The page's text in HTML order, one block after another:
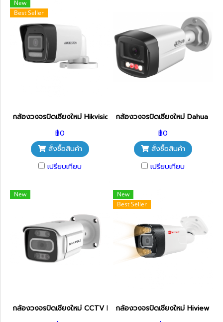
New
Best Seller
กล้องวงจรปิดเชียงใหม่ Hikvision IP Camera 4MP DS-
฿0
สั่งซื้อสินค้า
เปรียบเทียบ
กล้องวงจรปิดเชียงใหม่ Dahua IP
฿0
สั่งซื้อสินค้า
เปรียบเทียบ
New
กล้องวงจรปิดเชียงใหม่ CCTV IP Camera 8MP AI APL-IPC-
New
Best Seller
กล้องวงจรปิดเชียงใหม่ Hiview IP